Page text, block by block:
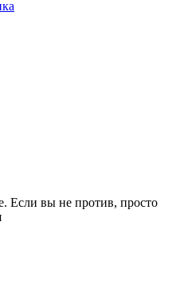
Если вы не против, просто